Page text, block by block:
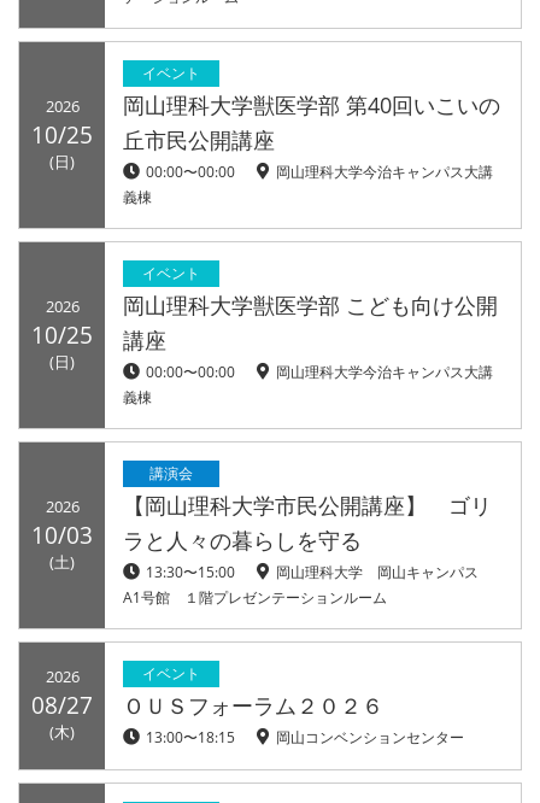
2026
10/25
(日)
イベント
岡山理科大学獣医学部 第40回いこいの
丘市民公開講座
00:00〜00:00
岡山理科大学今治キャンパス大講
義棟
2026
10/25
(日)
イベント
岡山理科大学獣医学部 こども向け公開
講座
00:00〜00:00
岡山理科大学今治キャンパス大講
義棟
2026
10/03
(土)
講演会
【岡山理科大学市民公開講座】 ゴリ
ラと人々の暮らしを守る
13:30〜15:00
岡山理科大学 岡山キャンパス
A1号館 １階プレゼンテーションルーム
2026
08/27
(木)
イベント
ＯＵＳフォーラム２０２６
13:00〜18:15 岡山コンベンションセンター